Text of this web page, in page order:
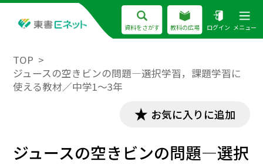
資料をさがす 教科の広場 ログイン メニュー
TOP
ジュースの空きビンの問題―選択学習，課題学習に
使える教材／中学1～3年
お気に入りに追加
ジュースの空きビンの問題―選択